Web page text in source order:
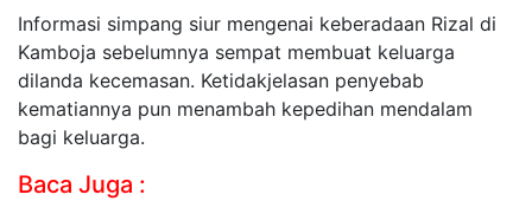
Informasi simpang siur mengenai keberadaan Rizal di
Kamboja sebelumnya sempat membuat keluarga
dilanda kecemasan. Ketidakjelasan penyebab
kematiannya pun menambah kepedihan mendalam
bagi keluarga.
Baca Juga :